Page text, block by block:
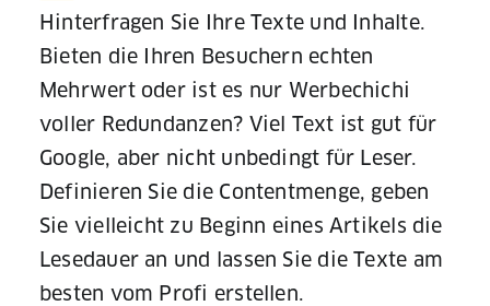
Hinterfragen Sie Ihre Texte und Inhalte.
Bieten die Ihren Besuchern echten
Mehrwert oder ist es nur Werbechichi
voller Redundanzen? Viel Text ist gut für
Google, aber nicht unbedingt für Leser.
Definieren Sie die Contentmenge, geben
Sie vielleicht zu Beginn eines Artikels die
Lesedauer an und lassen Sie die Texte am
besten vom Profi erstellen.